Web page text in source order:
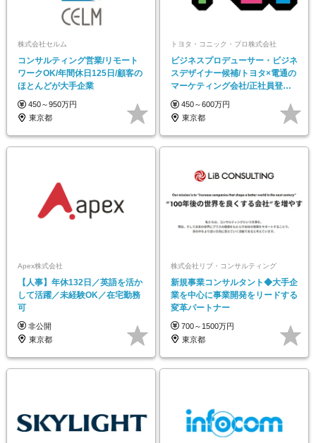
株式会社セルム
コンサルティング営業/リモート
ワークOK/年間休日125日/顧客の
ほとんどが大手企業
450～950万円
東京都
トヨタ・コニック・プロ株式会社
ビジネスプロデューサー・ビジネ
スデザイナー候補/トヨタ×電通の
マーケティング会社/正社員登用
率9割/第二新卒
450～600万円
東京都
Apex株式会社
【人事】年休132日／英語を活か
して活躍／未経験OK／在宅勤務
可
非公開
東京都
株式会社リブ・コンサルティング
新規事業コンサルタント◆大手企
業を中心に事業開発をリードする
変革パートナー
700～1500万円
東京都